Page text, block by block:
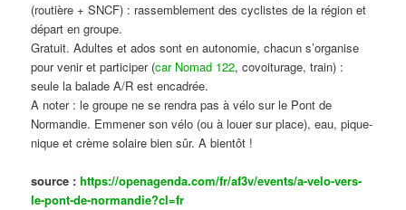
(routière + SNCF) : rassemblement des cyclistes de la région et
départ en groupe.
Gratuit. Adultes et ados sont en autonomie, chacun s’organise
pour venir et participer (car Nomad 122, covoiturage, train) :
seule la balade A/R est encadrée.
A noter : le groupe ne se rendra pas à vélo sur le Pont de
Normandie. Emmener son vélo (ou à louer sur place), eau, pique-
nique et crème solaire bien sûr. A bientôt !
source :https://openagenda.com/fr/af3v/events/a-velo-vers-
le-pont-de-normandie?cl=fr